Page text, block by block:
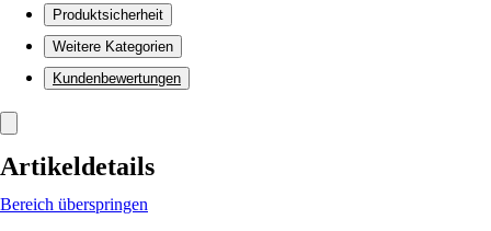
Produktsicherheit
Weitere Kategorien
Kundenbewertungen
Artikeldetails
Bereich überspringen